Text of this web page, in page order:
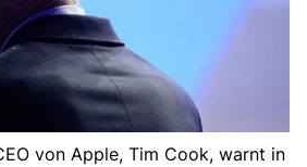
von Apple, Tim Cook, warnt in